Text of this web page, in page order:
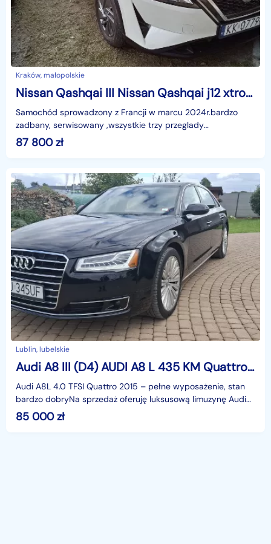
Kraków, małopolskie
Nissan Qashqai III Nissan Qashqai j12 xtronic
Samochód sprowadzony z Francji w marcu 2024r.bardzo
zadbany, serwisowany ,wszystkie trzy przeglady
gwarancyjne wykonane w ASO Nissan Kraków. Ostatni duży
przegl
87 800zł
Lublin, lubelskie
Audi A8 III (D4) AUDI A8 L 435 KM Quattro - PROMOCJA !!!
Audi A8L 4.0 TFSI Quattro 2015 – pełne wyposażenie, stan
bardzo dobryNa sprzedaż oferuję luksusową limuzynę Audi
A8L 4.0 TFSI Quattro z 2015 roku (data produkcj
85 000zł